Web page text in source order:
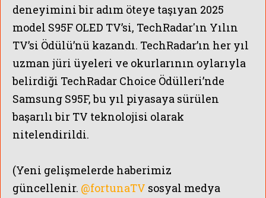
deneyimini bir adım öteye taşıyan 2025
model S95F OLED TV’si, TechRadar'ın Yılın
TV’si Ödülü’nü kazandı. TechRadar’ın her yıl
uzman jüri üyeleri ve okurlarının oylarıyla
belirdiği TechRadar Choice Ödülleri’nde
Samsung S95F, bu yıl piyasaya sürülen
başarılı bir TV teknolojisi olarak
nitelendirildi.
(Yeni gelişmelerde haberimiz
güncellenir. @fortunaTV sosyal medya